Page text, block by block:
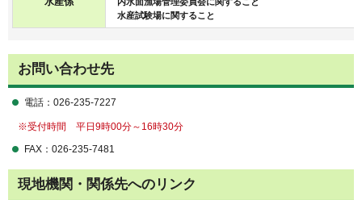
水産試験場に関すること
お問い合わせ先
電話：026-235-7227
※受付時間 平日9時00分～16時30分
FAX：026-235-7481
現地機関・関係先へのリンク